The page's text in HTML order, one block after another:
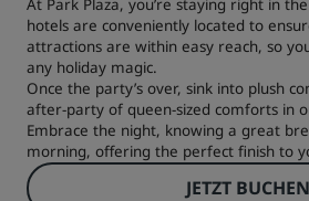
At Park Plaza, you’re staying right in
hotels are conveniently located to
attractions are within easy reach, so
any holiday magic.
Once the party’s over, sink into plush
after-party of queen-sized comforts in
Embrace the night, knowing a great
morning, offering the perfect finish to
JETZT BUCHEN